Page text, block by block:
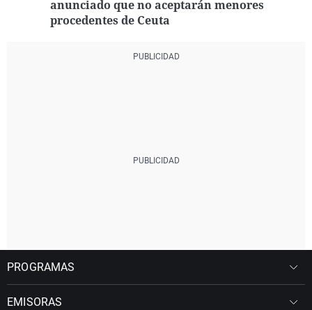
anunciado que no aceptarán menores
procedentes de Ceuta
PROGRAMAS
EMISORAS